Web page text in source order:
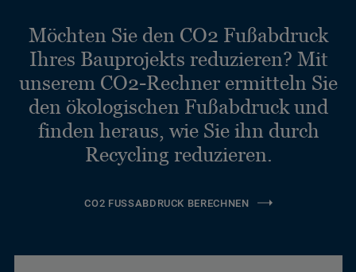
Möchten Sie den CO2 Fußabdruck
Ihres Bauprojekts reduzieren? Mit
unserem CO2-Rechner ermitteln Sie
den ökologischen Fußabdruck und
finden heraus, wie Sie ihn durch
Recycling reduzieren.
CO2 FUSSABDRUCK BERECHNEN